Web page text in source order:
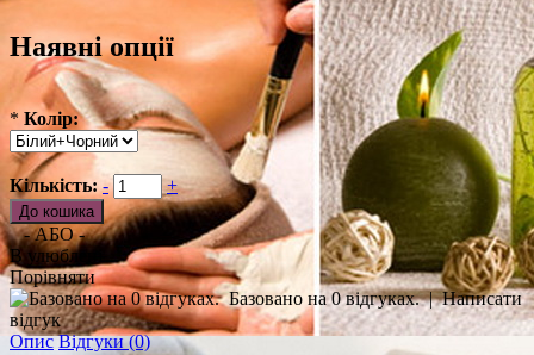
Наявні опції
* Колір:
Кількість: - +
- АБО -
В улюблені
Порівняти
Базовано на 0 відгуках.|Написати
відгук
Опис Відгуки (0)